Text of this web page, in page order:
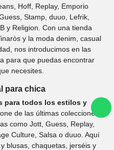
Hoff, Replay, Emporio
Stamp, duuo, Lefrik,
y Religion. Con una tienda
y la moda denim, casual
nos introducimos en las
para que puedas encontrar
necesites.
para chica
para todos los estilos y
de las últimas colecciones
como Jott, Guess, Replay,
Culture, Salsa o duuo. Aquí
blusas, chaquetas, jerséis y